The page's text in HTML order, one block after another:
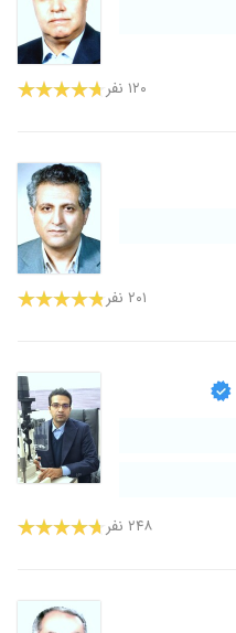
۱۲۰ نفر
۲۰۱ نفر
۲۴۸ نفر